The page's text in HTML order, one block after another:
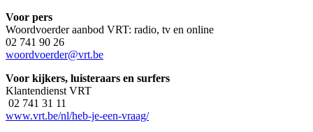
Voor pers
Woordvoerder aanbod VRT: radio, tv en online
02 741 90 26
woordvoerder@vrt.be
Voor kijkers, luisteraars en surfers
Klantendienst VRT
02 741 31 11
www.vrt.be/nl/heb-je-een-vraag/